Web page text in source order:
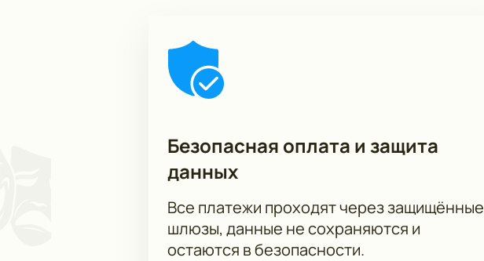
Безопасная оплата и защита
данных
Все платежи проходят через защищённые
шлюзы, данные не сохраняются и
остаются в безопасности.